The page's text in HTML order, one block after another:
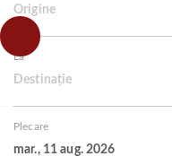
Origine
La
Destinație
Plecare
mar., 11 aug. 2026